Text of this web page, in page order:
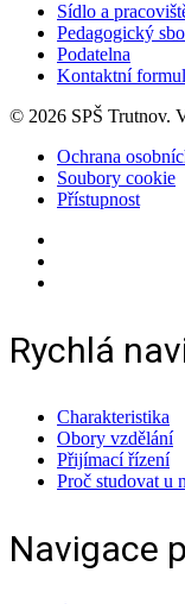
Sídlo a
Pedagogický
Podatelna
Kontaktní
© 2026 SPŠ Trutnov.
Ochrana
Soubory cookie
Přístupnost
Rychlá
Charakteristika
Obory vzdělání
Přijímací řízení
Proč studovat u
Navigace